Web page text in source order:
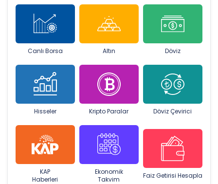
Canlı Borsa Altın Döviz
Hisseler Kripto Paralar Döviz Çevirici
KAP
Haberleri
Ekonomik
Takvim
Faiz Getirisi Hesapla